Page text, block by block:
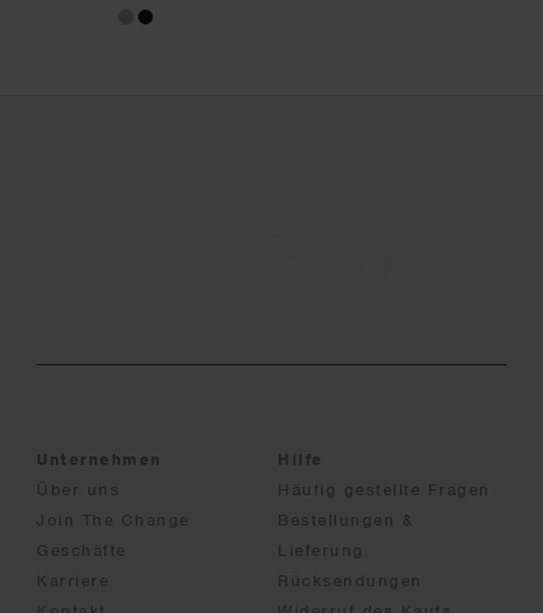
Unternehmen
Über uns
Join The Change
Geschäfte
Karriere
Hilfe
Häufig gestellte Fragen
Bestellungen &
Lieferung
Rücksendungen